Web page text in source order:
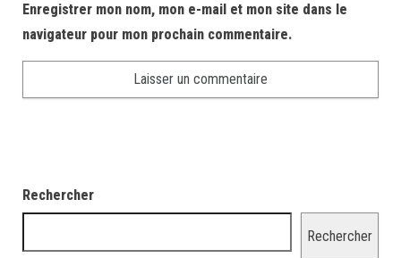
Enregistrer mon nom, mon e-mail et mon site dans le
navigateur pour mon prochain commentaire.
Rechercher
Rechercher